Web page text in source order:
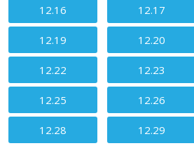
12.16 12.17
12.19 12.20
12.22 12.23
12.25 12.26
12.28 12.29